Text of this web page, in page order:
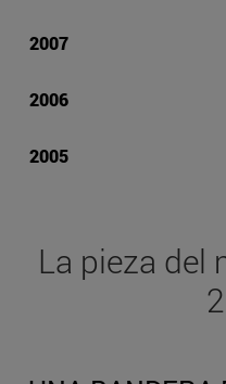
2007
2006
2005
La pieza del